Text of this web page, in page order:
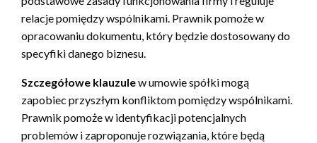
relacje pomiędzy wspólnikami. Prawnik pomoże w
opracowaniu dokumentu, który będzie dostosowany do
specyfiki danego biznesu.
Szczegółowe klauzulew umowie spółki mogą
zapobiec przyszłym konfliktom pomiędzy wspólnikami.
Prawnik pomoże w identyfikacji potencjalnych
problemów i zaproponuje rozwiązania, które będą